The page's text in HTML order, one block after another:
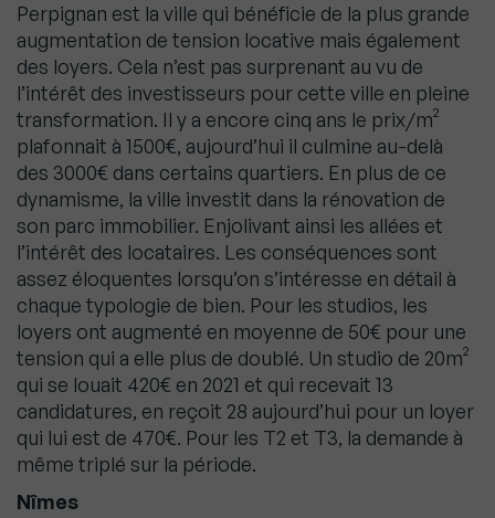
Perpignan est la ville qui bénéficie de la plus grande
augmentation de tension locative mais également
des loyers. Cela n’est pas surprenant au vu de
l’intérêt des investisseurs pour cette ville en pleine
transformation. Il y a encore cinq ans le prix/m²
plafonnait à 1500€, aujourd’hui il culmine au-delà
des 3000€ dans certains quartiers. En plus de ce
dynamisme, la ville investit dans la rénovation de
son parc immobilier. Enjolivant ainsi les allées et
l’intérêt des locataires. Les conséquences sont
assez éloquentes lorsqu’on s’intéresse en détail à
chaque typologie de bien. Pour les studios, les
loyers ont augmenté en moyenne de 50€ pour une
tension qui a elle plus de doublé. Un studio de 20m²
qui se louait 420€ en 2021 et qui recevait 13
candidatures, en reçoit 28 aujourd’hui pour un loyer
qui lui est de 470€. Pour les T2 et T3, la demande à
même triplé sur la période.
Nîmes